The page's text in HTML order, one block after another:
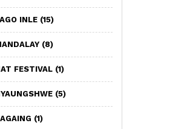
INLE (15)
(8)
FESTIVAL (1)
(5)
(1)